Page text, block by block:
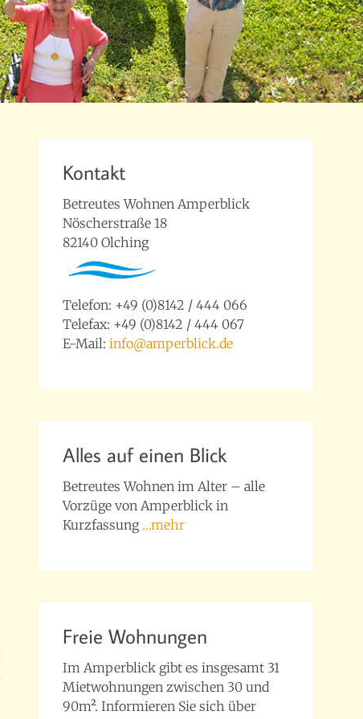
Kontakt
Betreutes Wohnen Amperblick
Nöscherstraße 18
82140 Olching
Telefon: +49 (0)8142 / 444 066
Telefax: +49 (0)8142 / 444 067
E-Mail: info@amperblick.de
Alles auf einen Blick
Betreutes Wohnen im Alter – alle
Vorzüge von Amperblick in
Kurzfassung …mehr
Freie Wohnungen
Im Amperblick gibt es insgesamt 31
Mietwohnungen zwischen 30 und
90m². Informieren Sie sich über